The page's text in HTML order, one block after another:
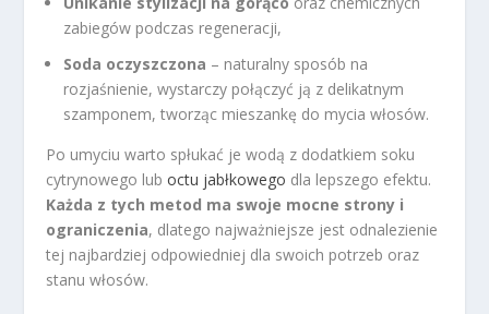
zabiegów podczas regeneracji,
Soda oczyszczona – naturalny sposób na
rozjaśnienie, wystarczy połączyć ją z delikatnym
szamponem, tworząc mieszankę do mycia włosów.
Po umyciu warto spłukać je wodą z dodatkiem soku
cytrynowego luboctu jabłkowego dla lepszego efektu.
Każda z tych metod ma swoje mocne strony i
ograniczenia, dlatego najważniejsze jest odnalezienie
tej najbardziej odpowiedniej dla swoich potrzeb oraz
stanu włosów.